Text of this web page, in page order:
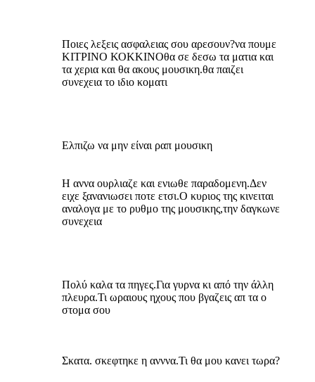
Ποιες λεξεις ασφαλειας σου αρεσουν?να πουμε
ΚΙΤΡΙΝΟ ΚΟΚΚΙΝΟθα σε δεσω τα ματια και
τα χερια και θα ακους μουσικη.θα παιζει
συνεχεια το ιδιο κοματι
Ελπιζω να μην είναι ραπ μουσικη
Η αννα ουρλιαζε και ενιωθε παραδομενη.Δεν
ειχε ξανανιωσει ποτε ετσι.Ο κυριος της κινειται
αναλογα με το ρυθμο της μουσικης,την δαγκωνε
συνεχεια
Πολύ καλα τα πηγες.Για γυρνα κι από την άλλη
πλευρα.Τι ωραιους ηχους που βγαζεις απ τα ο
στομα σου
Σκατα. σκεφτηκε η ανννα.Τι θα μου κανει τωρα?